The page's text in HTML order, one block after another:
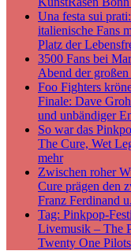
Una festa sui
italienische Fans
Platz der
3500 Fans bei
Abend der
Foo Fighters
Finale: Dave
und unbändiger
So war das
The Cure, Wet
mehr
Zwischen roher
Cure prägen den
Franz Ferdinand
Tag: Pinkpop-
Livemusik – The
Twenty One